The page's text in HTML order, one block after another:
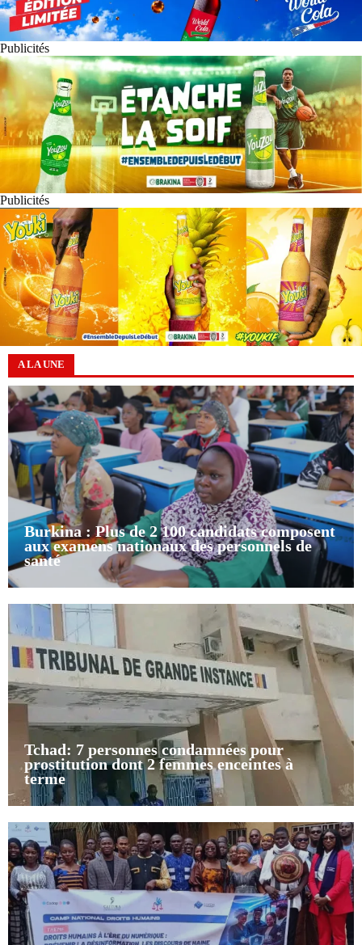
Publicités
Publicités
A LA UNE
Burkina : Plus de 2 100 candidats composent
aux examens nationaux des personnels de
santé
Tchad: 7 personnes condamnées pour
prostitution dont 2 femmes enceintes à
terme